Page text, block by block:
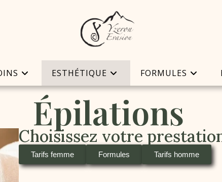
ESTHÉTIQUE FORMULES
Épilations
Choisissez votre
Tarifs femme Formules Tarifs homme